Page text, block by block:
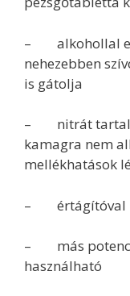
– alkohollal
nehezebben
is gátolja
– nitrát
kamagra nem
mellékhatások
– értágítóval
– más
használható